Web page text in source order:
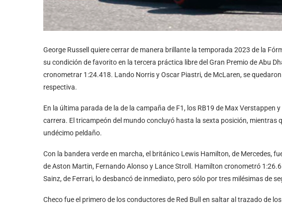
George Russell quiere cerrar de manera brillante la temporada 2023 de la
su condición de favorito en la tercera práctica libre del Gran Premio de Abu
cronometrar 1:24.418. Lando Norris y Oscar Piastri, de McLaren, se
respectiva.
En la última parada de la de la campaña de F1, los RB19 de Max Verstappen
carrera. El tricampeón del mundo concluyó hasta la sexta posición, mientras
undécimo peldaño.
Con la bandera verde en marcha, el británico Lewis Hamilton, de Mercedes,
de Aston Martin, Fernando Alonso y Lance Stroll. Hamilton cronometró
Sainz, de Ferrari, lo desbancó de inmediato, pero sólo por tres milésimas de
Checo fue el primero de los conductores de Red Bull en saltar al trazado de